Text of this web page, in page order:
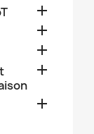




